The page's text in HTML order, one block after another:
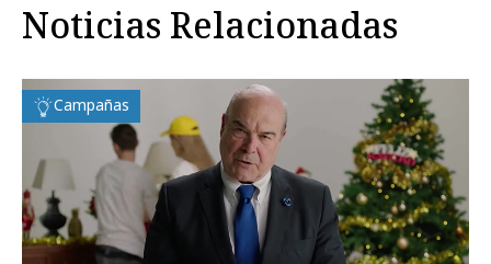
Noticias Relacionadas
Campañas